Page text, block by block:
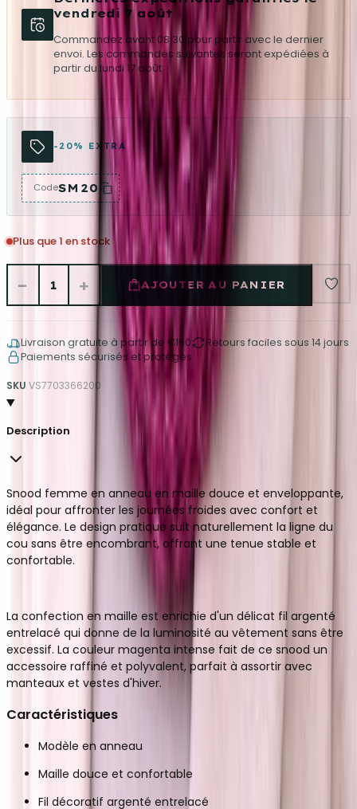
vendredi 7 août
Commandez avant 08:30 pour partir avec le dernier
envoi. Les commandes suivantes seront expédiées à
partir du lundi 17 août.
-20% EXTRA
CodeSM20
Plus que 1 en stock
− 1 + AJOUTER AU PANIER
Livraison gratuite à partir de €150
Retours faciles sous 14 jours
Paiements sécurisés et protégés
SKU VS7703366200
Description
Snood femme en anneau en maille douce et enveloppante,
idéal pour affronter les journées froides avec confort et
élégance. Le design pratique suit naturellement la ligne du
cou sans être encombrant, offrant une tenue stable et
confortable.
La confection en maille est enrichie d'un délicat fil argenté
entrelacé qui donne de la luminosité au vêtement sans être
excessif. La couleur magenta intense fait de ce snood un
accessoire raffiné et polyvalent, parfait à assortir avec
manteaux et vestes d'hiver.
Caractéristiques
Modèle en anneau
Maille douce et confortable
Fil décoratif argenté entrelacé